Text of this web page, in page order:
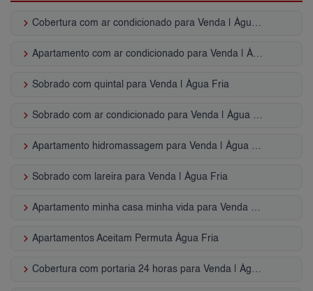
keyboard_arrow_right
keyboard_arrow_right
keyboard_arrow_right Sobrado com quintal para Venda | Água Fria
keyboard_arrow_right
keyboard_arrow_right
keyboard_arrow_right Sobrado com lareira para Venda | Água Fria
keyboard_arrow_right
keyboard_arrow_right Apartamentos Aceitam Permuta Água Fria
keyboard_arrow_right